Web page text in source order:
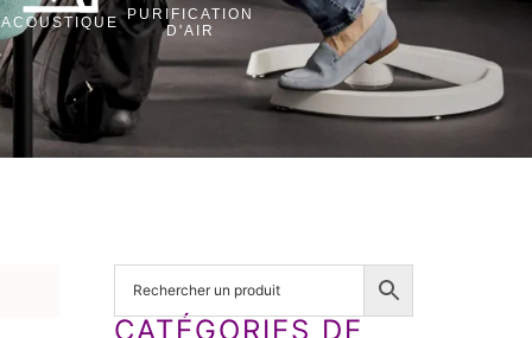
ACOUSTIQUE PURIFICATION
D'AIR
CATÉGORIES DE